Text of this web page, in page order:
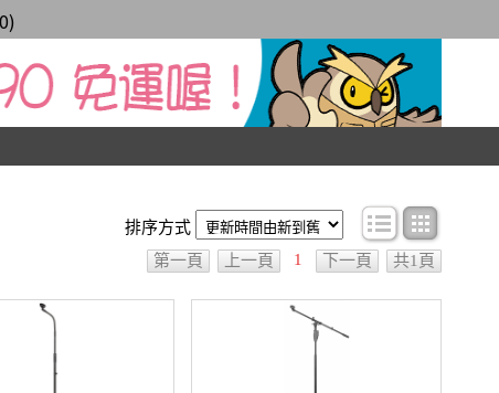
0)
排序方式
條目顯示
第一頁 上一頁 1 下一頁 共1頁